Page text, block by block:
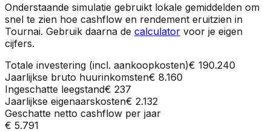
Onderstaande simulatie gebruikt lokale gemiddelden om
snel te zien hoe cashflow en rendement eruitzien in
Tournai. Gebruik daarna de calculator voor je eigen
cijfers.
Totale investering (incl. aankoopkosten)€ 190.240
Jaarlijkse bruto huurinkomsten€ 8.160
Ingeschatte leegstand€ 237
Jaarlijkse eigenaarskosten€ 2.132
Geschatte netto cashflow per jaar
€ 5.791